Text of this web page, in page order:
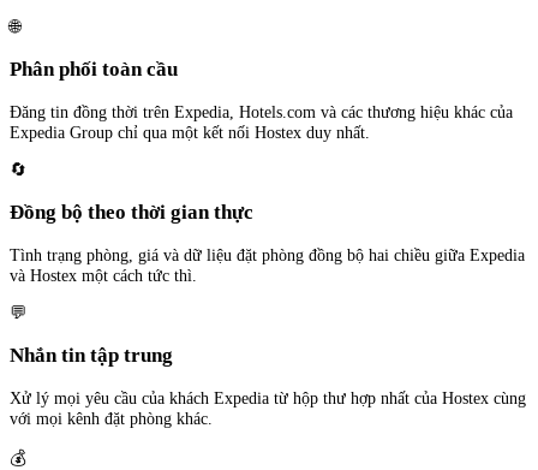
🌐
Phân phối toàn cầu
Đăng tin đồng thời trên Expedia, Hotels.com và các thương hiệu khác của
Expedia Group chỉ qua một kết nối Hostex duy nhất.
🔄
Đồng bộ theo thời gian thực
Tình trạng phòng, giá và dữ liệu đặt phòng đồng bộ hai chiều giữa Expedia
và Hostex một cách tức thì.
💬
Nhắn tin tập trung
Xử lý mọi yêu cầu của khách Expedia từ hộp thư hợp nhất của Hostex cùng
với mọi kênh đặt phòng khác.
💰